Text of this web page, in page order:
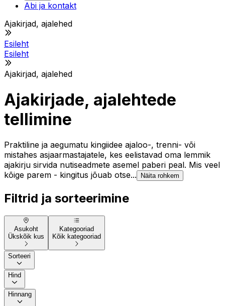
Abi ja kontakt
Ajakirjad, ajalehed
Esileht
Esileht
Ajakirjad, ajalehed
Ajakirjade, ajalehtede
tellimine
Praktiline ja aegumatu kingiidee ajaloo-, trenni- või
mistahes asjaarmastajatele, kes eelistavad oma lemmik
ajakirju sirvida nutiseadmete asemel paberi peal. Mis veel
kõige parem - kingitus jõuab otse...
Näita rohkem
Filtrid ja sorteerimine
Asukoht
Ükskõik kus
Kategooriad
Kõik kategooriad
Sorteeri
Hind
Hinnang